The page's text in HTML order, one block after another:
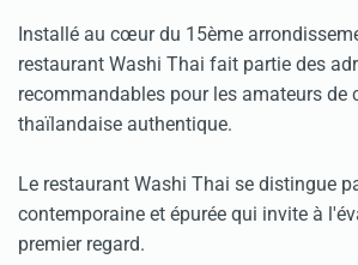
Installé au cœur du 15ème
restaurant Washi Thai fait partie des
recommandables pour les amateurs de
thaïlandaise authentique.
Le restaurant Washi Thai se distingue
contemporaine et épurée qui invite à
premier regard.